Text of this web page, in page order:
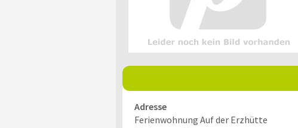
Adresse
Ferienwohnung Auf der Erzhütte